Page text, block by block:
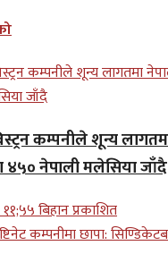
कम्पनीले शून्य
४५० नेपाली मलेसिया जाँदै
बिहान प्रकाशित